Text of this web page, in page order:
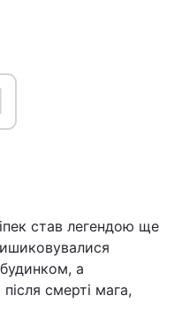
став легендою ще
а
смерті мага,